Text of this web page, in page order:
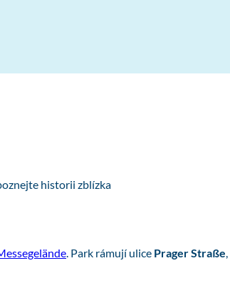
historii zblízka
. Park rámují ulice Prager Straße,